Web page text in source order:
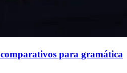
para gramática